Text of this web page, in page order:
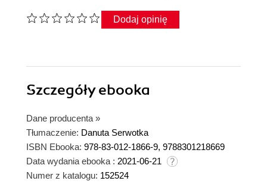
Dodaj opinię
Szczegółyebooka
Dane producenta »
Tłumaczenie: Danuta Serwotka
ISBN Ebooka: 978-83-012-1866-9, 9788301218669
Data wydania ebooka : 2021-06-21
Numer z katalogu: 152524